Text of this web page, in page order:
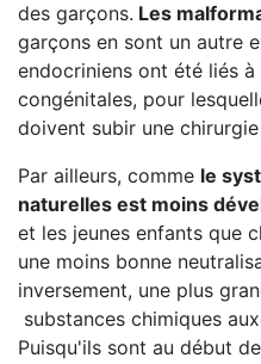
des garçons. Les
garçons en sont un autre
endocriniens ont été liés
congénitales, pour
doivent subir une chirurgie
Par ailleurs, comme le
naturelles est moins
et les jeunes enfants que
une moins bonne
inversement, une plus
substances chimiques
Puisqu'ils sont au début